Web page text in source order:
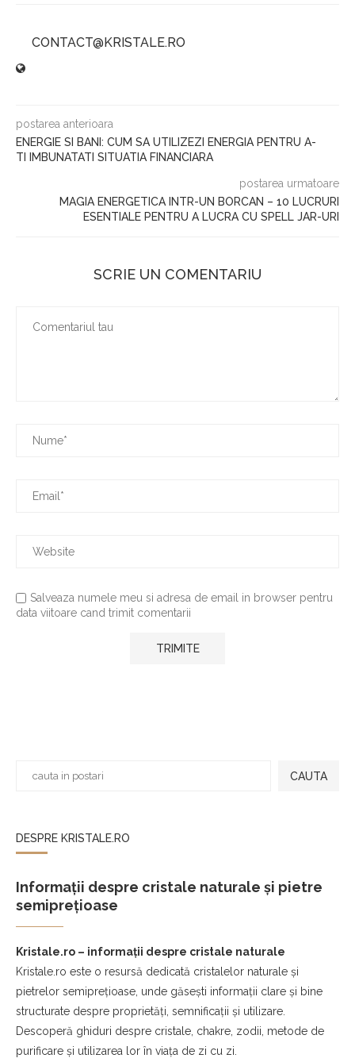
CONTACT@KRISTALE.RO
postarea anterioara
ENERGIE SI BANI: CUM SA UTILIZEZI ENERGIA PENTRU A-
TI IMBUNATATI SITUATIA FINANCIARA
postarea urmatoare
MAGIA ENERGETICA INTR-UN BORCAN – 10 LUCRURI
ESENTIALE PENTRU A LUCRA CU SPELL JAR-URI
SCRIE UN COMENTARIU
Salveaza numele meu si adresa de email in browser pentru
data viitoare cand trimit comentarii
CAUTA
DESPRE KRISTALE.RO
Informații despre cristale naturale și pietre
semiprețioase
Kristale.ro – informații despre cristale naturale
Kristale.ro este o resursă dedicată cristalelor naturale și
pietrelor semiprețioase, unde găsești informații clare și bine
structurate despre proprietăți, semnificații și utilizare.
Descoperă ghiduri despre cristale, chakre, zodii, metode de
purificare și utilizarea lor în viața de zi cu zi.